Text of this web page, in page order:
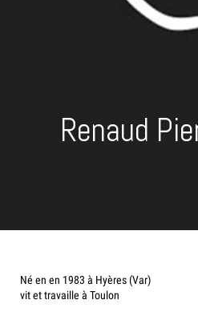
Renaud
Né en en 1983 à Hyères (Var)
vit et travaille à Toulon